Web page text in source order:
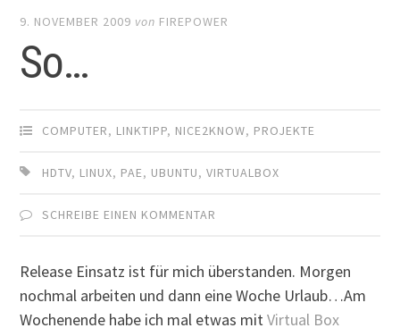
9. NOVEMBER 2009 von FIREPOWER
So…
COMPUTER, LINKTIPP, NICE2KNOW, PROJEKTE
HDTV, LINUX, PAE, UBUNTU,VIRTUALBOX
SCHREIBE EINEN KOMMENTAR
Release Einsatz ist für mich überstanden. Morgen
nochmal arbeiten und dann eine Woche Urlaub…Am
Wochenende habe ich mal etwas mitVirtual Box